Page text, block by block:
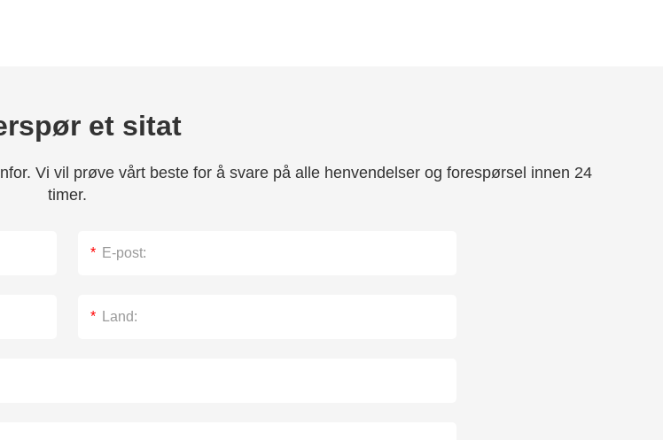
et sitat
Vi vil prøve vårt beste for å svare på alle henvendelser og forespørsel innen 24
timer.